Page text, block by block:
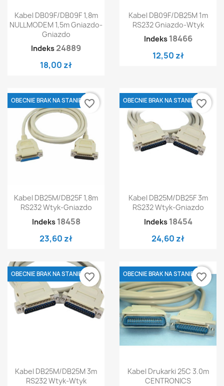
Kabel DB09F/DB09F 1,8m
NULLMODEM 1,5m Gniazdo-
Gniazdo
Indeks 24889
18,00 zł
Kabel DB09F/DB25M 1m
RS232 Gniazdo-Wtyk
Indeks 18466
12,50 zł
Kabel DB25M/DB25F 1,8m
RS232 Wtyk-Gniazdo
Indeks 18458
23,60 zł
OBECNIE BRAK NA STANIE favorite_border
Kabel DB25M/DB25F 3m
RS232 Wtyk-Gniazdo
Indeks 18454
24,60 zł
OBECNIE BRAK NA STANIE favorite_border
Kabel DB25M/DB25M 3m
RS232 Wtyk-Wtyk
OBECNIE BRAK NA STANIE favorite_border
Kabel Drukarki 25C 3.0m
CENTRONICS
OBECNIE BRAK NA STANIE favorite_border